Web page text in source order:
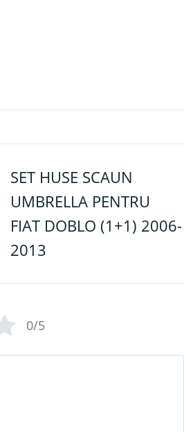
SET HUSE SCAUN
UMBRELLA PENTRU
FIAT DOBLO (1+1) 2006-
2013
0/5